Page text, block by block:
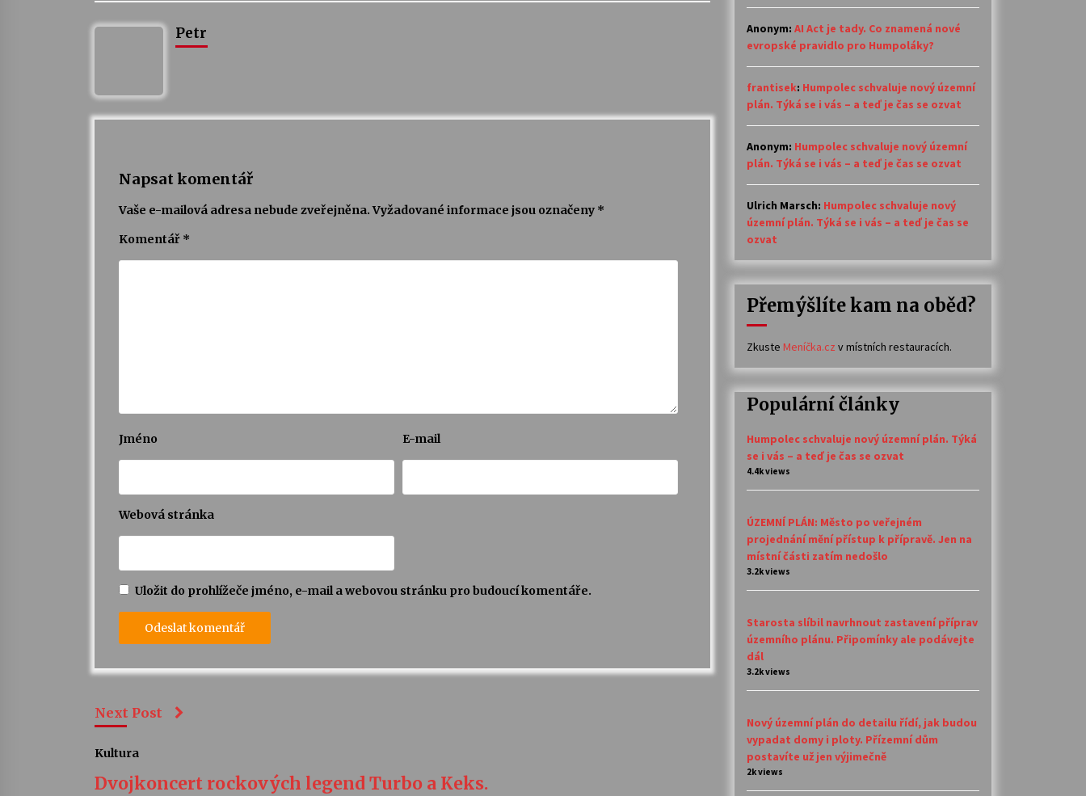
Petr
Napsat komentář
Vaše e-mailová adresa nebude zveřejněna. Vyžadované informace jsou označeny *
Komentář *
Jméno E-mail
Webová stránka
Uložit do prohlížeče jméno, e-mail a webovou stránku pro budoucí komentáře.
Next Post
Kultura
Dvojkoncert rockových legend Turbo a Keks.
Anonym: AI Act je tady. Co znamená nové
evropské pravidlo pro Humpoláky?
frantisek: Humpolec schvaluje nový územní
plán. Týká se i vás – a teď je čas se ozvat
Anonym: Humpolec schvaluje nový územní
plán. Týká se i vás – a teď je čas se ozvat
Ulrich Marsch: Humpolec schvaluje nový
územní plán. Týká se i vás – a teď je čas se
ozvat
Přemýšlíte kam na oběd?
Zkuste Meníčka.cz v místních restauracích.
Populární články
Humpolec schvaluje nový územní plán. Týká
se i vás – a teď je čas se ozvat
4.4k views
ÚZEMNÍ PLÁN: Město po veřejném
projednání mění přístup k přípravě. Jen na
místní části zatím nedošlo
3.2k views
Starosta slíbil navrhnout zastavení příprav
územního plánu. Připomínky ale podávejte
dál
3.2k views
Nový územní plán do detailu řídí, jak budou
vypadat domy i ploty. Přízemní dům
postavíte už jen výjimečně
2k views